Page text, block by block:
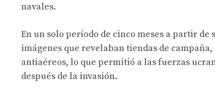
navales.
En un solo período de cinco meses a partir
imágenes que revelaban tiendas de
antiaéreos, lo que permitió a las fuerzas
después de la invasión.